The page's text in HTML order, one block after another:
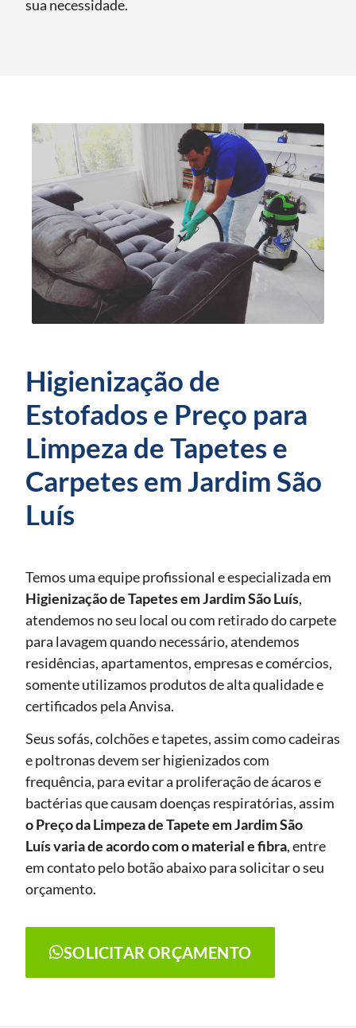
sua necessidade.
Higienização de
Estofados e Preço para
Limpeza de Tapetes e
Carpetes em Jardim São
Luís
Temos uma equipe profissional e especializada em
Higienização de Tapetesem Jardim São Luís,
atendemos no seu local ou com retirado do carpete
para lavagem quando necessário, atendemos
residências, apartamentos, empresas e comércios,
somente utilizamos produtos de alta qualidade e
certificados pela Anvisa.
Seus sofás, colchões e tapetes, assim como cadeiras
e poltronas devem ser higienizados com
frequência, para evitar a proliferação de ácaros e
bactérias que causam doenças respiratórias, assim
o Preço da Limpeza de Tapeteem Jardim São
Luísvaria de acordo com o material e fibra, entre
em contato pelo botão abaixo para solicitar o seu
orçamento.
SOLICITAR ORÇAMENTO